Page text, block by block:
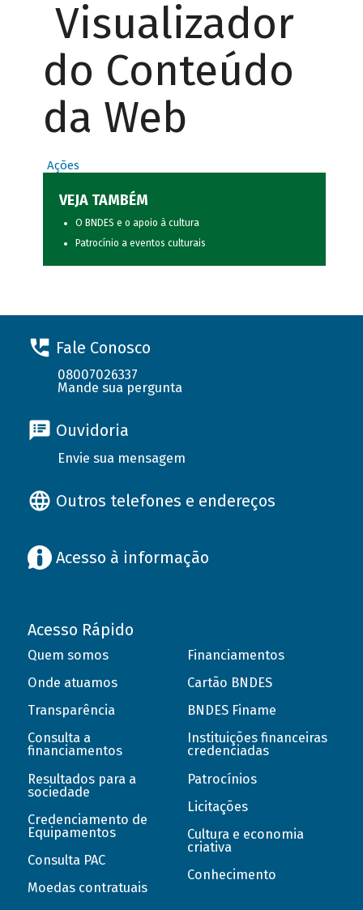
Visualizador
do Conteúdo
da Web
Ações
VEJA TAMBÉM
O BNDES e o apoio à cultura
Patrocínio a eventos culturais
Fale Conosco
08007026337
Mande sua pergunta
Ouvidoria
Envie sua mensagem
Outros telefones e endereços
Acesso à informação
Acesso Rápido
Quem somos
Onde atuamos
Transparência
Consulta a
financiamentos
Resultados para a
sociedade
Credenciamento de
Equipamentos
Consulta PAC
Moedas contratuais
Financiamentos
Cartão BNDES
BNDES Finame
Instituições financeiras
credenciadas
Patrocínios
Licitações
Cultura e economia
criativa
Conhecimento